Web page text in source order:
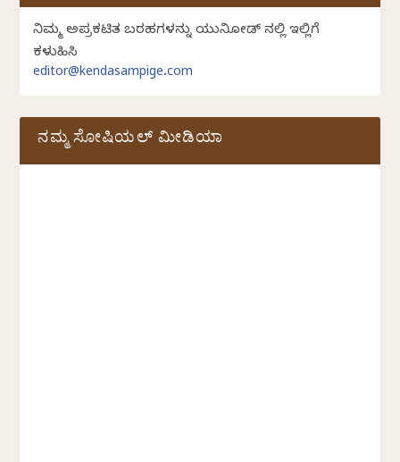
ನಿಮ್ಮ ಅಪ್ರಕಟಿತ ಬರಹಗಳನ್ನು ಯುನಿಕೋಡ್ ನಲ್ಲಿ ಇಲ್ಲಿಗೆ
ಕಳುಹಿಸಿ
editor@kendasampige.com
ನಮ್ಮ ಸೋಷಿಯಲ್‌ ಮೀಡಿಯಾ